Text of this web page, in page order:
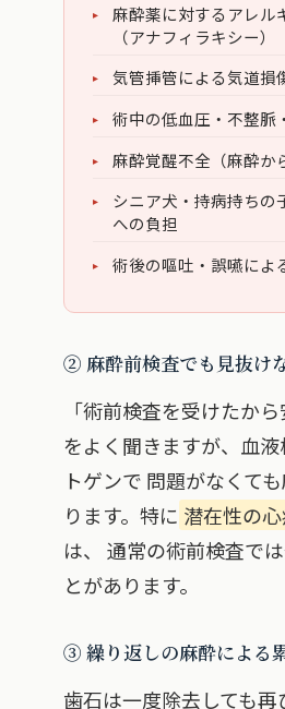
麻酔薬に対するアレル
（アナフィラキシー）
気管挿管による気道損
術中の低血圧・不整脈
麻酔覚醒不全（麻酔か
シニア犬・持病持ちの
への負担
術後の嘔吐・誤嚥によ
② 麻酔前検査でも見抜け
「術前検査を受けたか
をよく聞きますが、血
トゲンで 問題がなくて
ります。特に 潜在性の
は、 通常の術前検査で
とがあります。
③ 繰り返しの麻酔による
歯石は一度除去しても再